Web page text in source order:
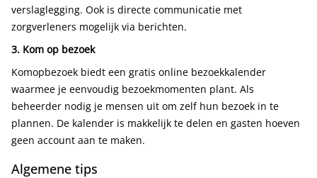
verslaglegging. Ook is directe communicatie met
zorgverleners mogelijk via berichten.
3. Kom op bezoek
Komopbezoek biedt een gratis online bezoekkalender
waarmee je eenvoudig bezoekmomenten plant. Als
beheerder nodig je mensen uit om zelf hun bezoek in te
plannen. De kalender is makkelijk te delen en gasten hoeven
geen account aan te maken.
Algemene tips